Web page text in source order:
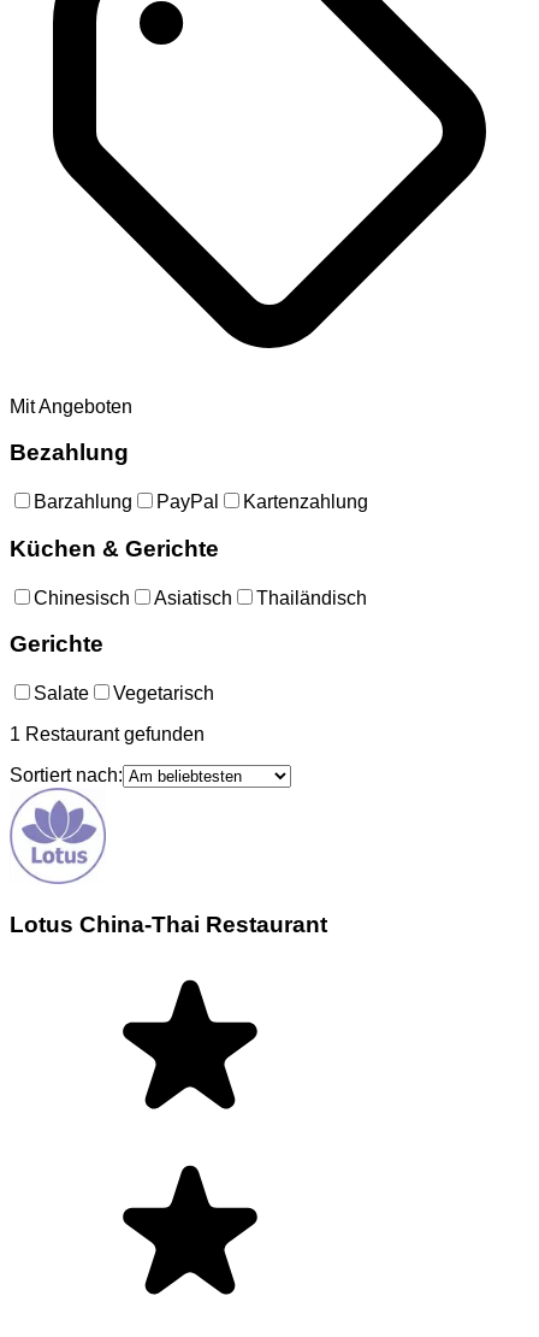
Mit Angeboten
Bezahlung
Barzahlung PayPal Kartenzahlung
Küchen & Gerichte
Chinesisch Asiatisch Thailändisch
Gerichte
Salate
Vegetarisch
1 Restaurantgefunden
Sortiert nach:
Lotus China-Thai Restaurant